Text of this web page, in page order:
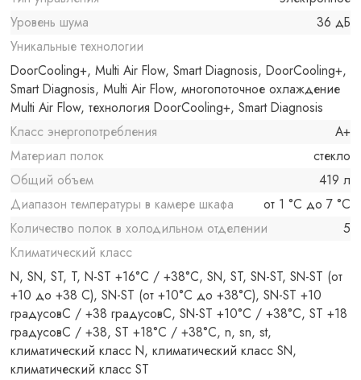
Уровень шума
36 дБ
Уникальные технологии
DoorCooling+, Multi Air Flow, Smart Diagnosis, DoorCooling+,
Smart Diagnosis, Multi Air Flow, многопоточное охлаждение
Multi Air Flow, технология DoorCooling+, Smart Diagnosis
Класс энергопотребления
A+
Материал полок
стекло
Общий объем
419 л
Диапазон температуры в камере шкафа
от 1 °C до 7 °C
Количество полок в холодильном отделении
5
Климатический класс
N, SN, ST, T, N-ST +16°C / +38°C, SN, ST, SN-ST, SN-ST (от
+10 до +38 С), SN-ST (от +10°C до +38°C), SN-ST +10
градусовC / +38 градусовC, SN-ST +10°C / +38°C, ST +18
градусовC / +38, ST +18°C / +38°C, n, sn, st,
климатический класс N, климатический класс SN,
климатический класс ST